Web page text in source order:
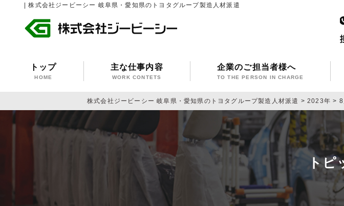
| 株式会社ジービーシー 岐阜県・愛知県のトヨタグループ製造人材派遣
トップ
HOME
主な仕事内容
WORK CONTETS
企業のご担当者様へ
TO THE PERSON IN CHARGE
株式会社ジービーシー 岐阜県・愛知県のトヨタグループ製造人材派遣 >2023年 > 8
トピ